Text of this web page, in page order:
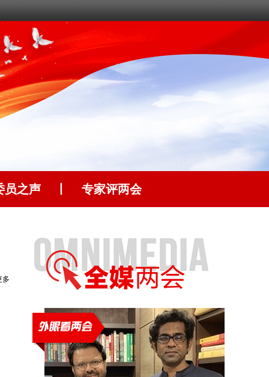
员之声 专家评两会
多